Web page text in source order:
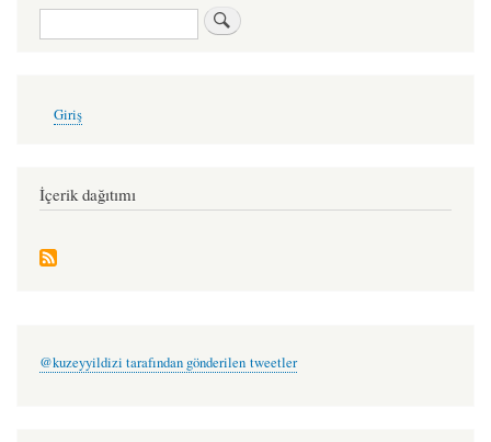
pusula
kamer
yalçınpınar
Ara
account
Giriş
İçerik dağıtımı
@kuzeyyildizi tarafından gönderilen tweetler